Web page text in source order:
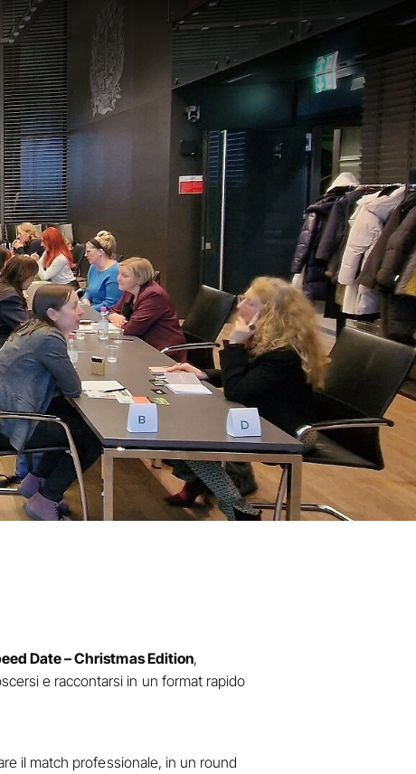
Date – Christmas Edition,
e raccontarsi in un format rapido
il match professionale, in un round